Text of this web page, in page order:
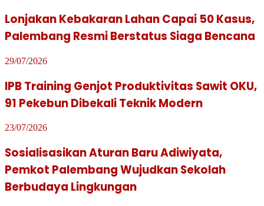
Lonjakan Kebakaran Lahan Capai 50 Kasus,
Palembang Resmi Berstatus Siaga Bencana
29/07/2026
IPB Training Genjot Produktivitas Sawit OKU,
91 Pekebun Dibekali Teknik Modern
23/07/2026
Sosialisasikan Aturan Baru Adiwiyata,
Pemkot Palembang Wujudkan Sekolah
Berbudaya Lingkungan